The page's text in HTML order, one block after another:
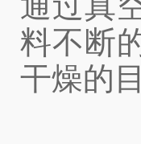
料不断
干燥的